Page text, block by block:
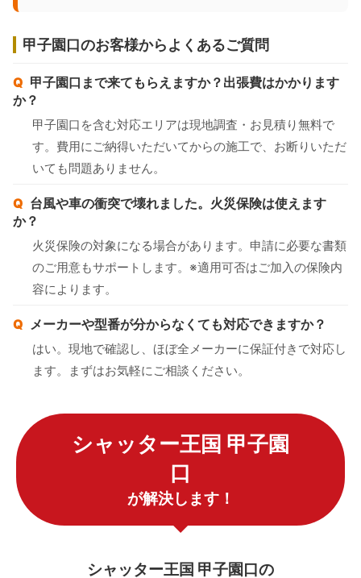
甲子園口のお客様からよくあるご質問
甲子園口まで来てもらえますか？出張費はかかります
か？
甲子園口を含む対応エリアは現地調査・お見積り無料で
す。費用にご納得いただいてからの施工で、お断りいただ
いても問題ありません。
台風や車の衝突で壊れました。火災保険は使えます
か？
火災保険の対象になる場合があります。申請に必要な書類
のご用意もサポートします。※適用可否はご加入の保険内
容によります。
メーカーや型番が分からなくても対応できますか？
はい。現地で確認し、ほぼ全メーカーに保証付きで対応し
ます。まずはお気軽にご相談ください。
シャッター王国 甲子園
口
が解決します！
シャッター王国 甲子園口の